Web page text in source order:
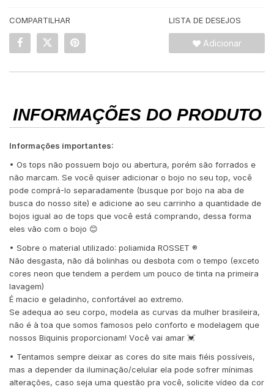
COMPARTILHAR LISTA DE DESEJOS
Adicionar
INFORMAÇÕES DO PRODUTO
Informações importantes:
• Os tops não possuem bojo ou abertura, porém são forrados e
não marcam. Se você quiser adicionar o bojo no seu top, você
pode comprá-lo separadamente (busque por bojo na aba de
busca do nosso site) e adicione ao seu carrinho a quantidade de
bojos igual ao de tops que você está comprando, dessa forma
eles vão com o bojo 😊
• Sobre o material utilizado: poliamida ROSSET ®️
Não desgasta, não dá bolinhas ou desbota com o tempo (exceto
cores neon que tendem a perdem um pouco de tinta na primeira
lavagem)
É macio e geladinho, confortável ao extremo.
Se adequa ao seu corpo, modela as curvas da mulher brasileira,
não é à toa que somos famosos pelo conforto e modelagem que
nossos Biquinis proporcionam! Você vai amar 💓
• Tentamos sempre deixar as cores do site mais fiéis possíveis,
mas a depender da iluminação/celular ela pode sofrer mínimas
alterações, caso seja uma questão pra você, solicite vídeo da cor